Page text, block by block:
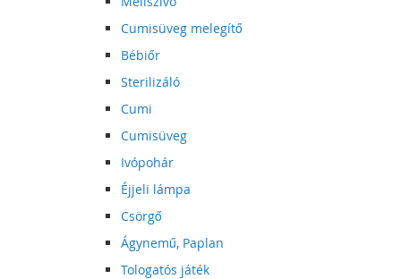
Cumisüveg melegítő
Bébiőr
Sterilizáló
Cumi
Cumisüveg
Ivópohár
Éjjeli lámpa
Csörgő
Ágynemű, Paplan
Tologatós játék